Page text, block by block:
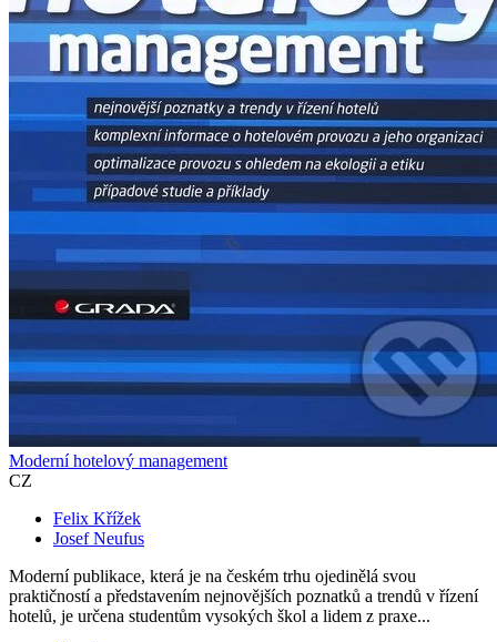
Moderní hotelový management
CZ
Felix Křížek
Josef Neufus
Moderní publikace, která je na českém trhu ojedinělá svou
praktičností a představením nejnovějších poznatků a trendů v řízení
hotelů, je určena studentům vysokých škol a lidem z praxe...